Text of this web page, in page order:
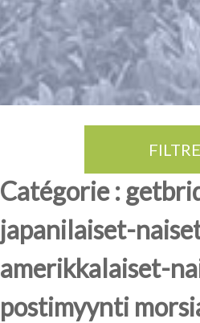
Catégorie :
japanilaiset-
amerikkalaiset-
postimyynti